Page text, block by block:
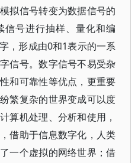
拟信号转变为数据信号的
号进行抽样、量化和编
，形成由0和1表示的一系
信号。数字信号不易受杂
和可靠性等优点，更重要
繁复杂的世界变成可以度
算机处理、分析和使用，
借助于信息数字化，人类
一个虚拟的网络世界；借